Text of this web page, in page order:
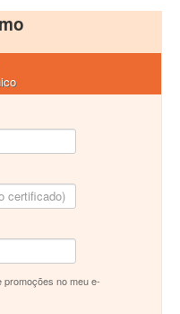
promoções no meu e-